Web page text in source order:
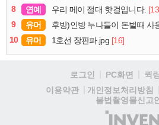
8
연예 우리 메이 절대 핫걸입니다.
9
유머 후방)인방 누나들이 돈벌때 사용하
10
유머 1호선 장판파.jpg [16]
로그인 PC화면 퀵
이용약관
개인정보처리방침
불법촬영물신고
(주)